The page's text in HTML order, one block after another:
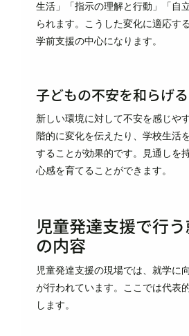
生活」「指示の理解と行動」「自
られます。こうした変化に適応す
学前支援の中心になります。
子どもの不安を和らげる
新しい環境に対して不安を感じや
階的に変化を伝えたり、学校生活
することが効果的です。見通しを
心感を育てることができます。
児童発達支援で行
の内容
児童発達支援の現場では、就学に
が行われています。ここでは代表
します。